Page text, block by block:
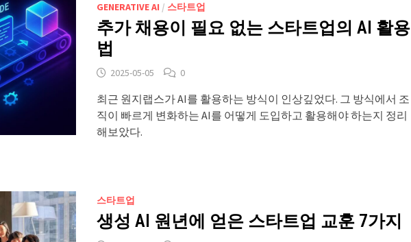
GENERATIVE AI / 스타트업
추가 채용이 필요 없는 스타트업의 AI 활용
법
2025-05-05 0
최근 원지랩스가 AI를 활용하는 방식이 인상깊었다. 그 방식에서 조
직이 빠르게 변화하는 AI를 어떻게 도입하고 활용해야 하는지 정리
해보았다.
스타트업
생성 AI 원년에 얻은 스타트업 교훈 7가지